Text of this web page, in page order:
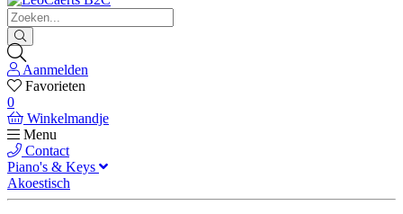
Aanmelden
Favorieten
0
Winkelmandje
Menu
Contact
Piano's & Keys
Akoestisch